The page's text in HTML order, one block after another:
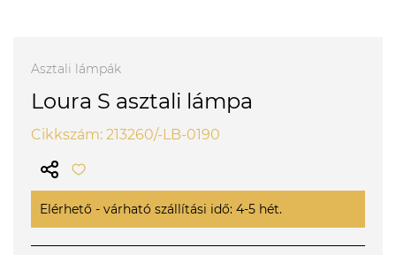
Asztali lámpák
Loura S asztali lámpa
Cikkszám: 213260/-LB-0190
Elérhető - várható szállítási idő: 4-5 hét.